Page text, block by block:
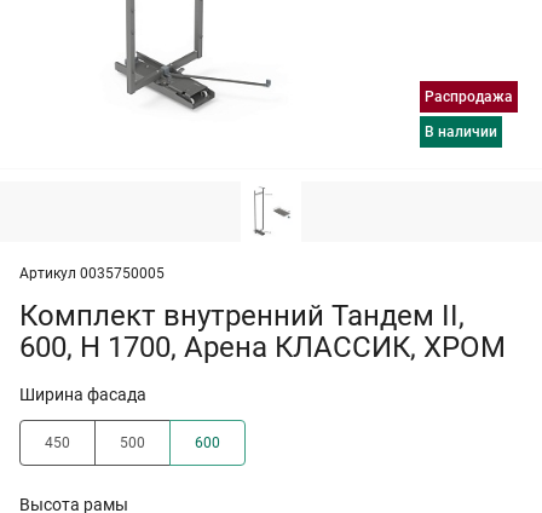
Распродажа
в наличии
Артикул 0035750005
Комплект внутренний Тандем II,
600, H 1700, Арена КЛАССИК, ХРОМ
Ширина фасада
450 500 600
Высота рамы